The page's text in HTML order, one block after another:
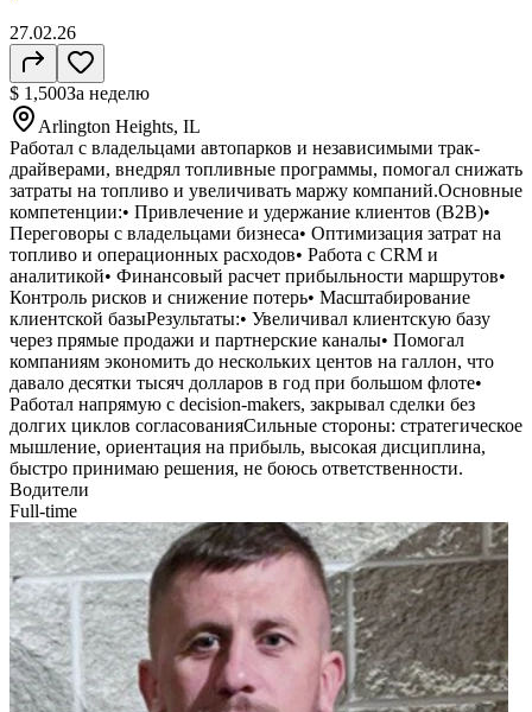
27.02.26
$ 1,500За неделю
Arlington Heights, IL
Работал с владельцами автопарков и независимыми трак-
драйверами, внедрял топливные программы, помогал снижать
затраты на топливо и увеличивать маржу компаний.Основные
компетенции:• Привлечение и удержание клиентов (B2B)•
Переговоры с владельцами бизнеса• Оптимизация затрат на
топливо и операционных расходов• Работа с CRM и
аналитикой• Финансовый расчет прибыльности маршрутов•
Контроль рисков и снижение потерь• Масштабирование
клиентской базыРезультаты:• Увеличивал клиентскую базу
через прямые продажи и партнерские каналы• Помогал
компаниям экономить до нескольких центов на галлон, что
давало десятки тысяч долларов в год при большом флоте•
Работал напрямую с decision-makers, закрывал сделки без
долгих циклов согласованияСильные стороны: стратегическое
мышление, ориентация на прибыль, высокая дисциплина,
быстро принимаю решения, не боюсь ответственности.
Водители
Full-time